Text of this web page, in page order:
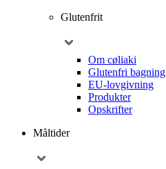
Glutenfrit
Om cøliaki
Glutenfri bagning
EU-lovgivning
Produkter
Opskrifter
Måltider